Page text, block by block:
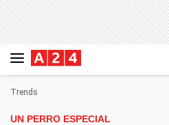
Trends
UN PERRO ESPECIAL